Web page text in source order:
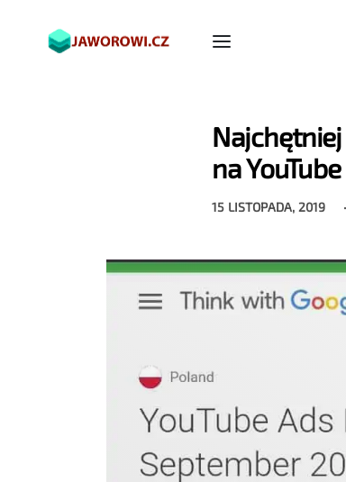
na YouTube
15 LISTOPADA, 2019